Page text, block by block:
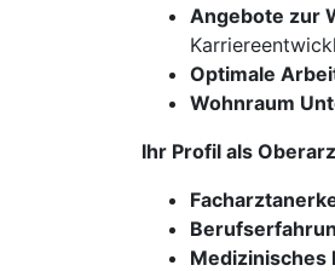
Angebote zur
Optimale
Wohnraum
Ihr Profil als
Medizinisches